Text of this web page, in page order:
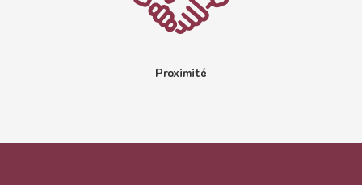
Proximité